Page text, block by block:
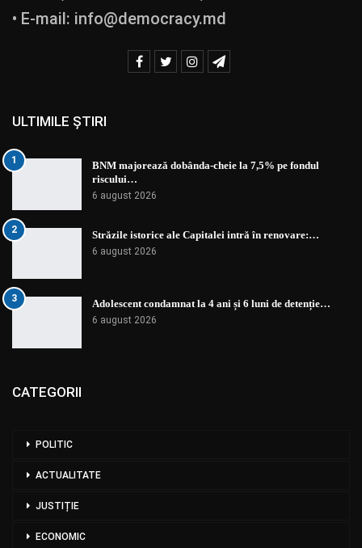
• E-mail: info@democracy.md
ULTIMILE ȘTIRI
1
BNM majorează dobânda-cheie la 7,5% pe fondul
riscului…
6 august 2026
2 Străzile istorice ale Capitalei intră în renovare:…
6 august 2026
3 Adolescent condamnat la 4 ani și 6 luni de detenție…
6 august 2026
CATEGORII
POLITIC
ACTUALITATE
JUSTIȚIE
ECONOMIC